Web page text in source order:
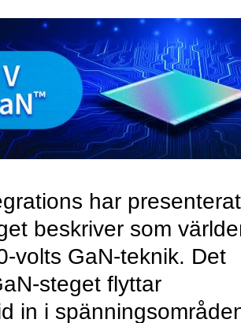
har presenterat
beskriver som
volts GaN-teknik. Det
steget flyttar
in i